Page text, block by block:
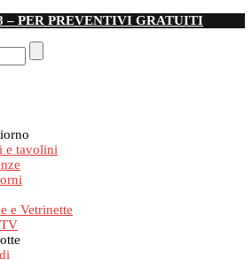
– PER PREVENTIVI GRATUITI
e tavolini
e Vetrinette